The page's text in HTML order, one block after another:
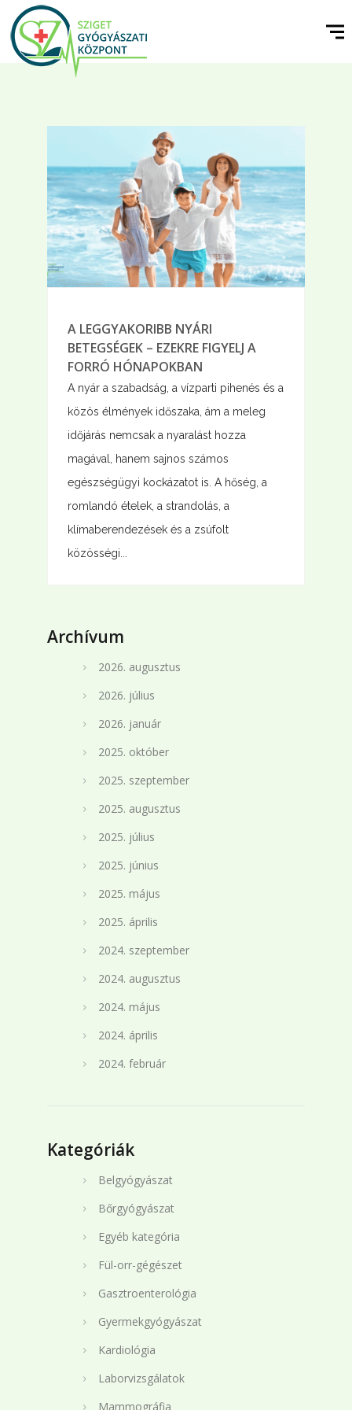
A LEGGYAKORIBB NYÁRI
BETEGSÉGEK – EZEKRE FIGYELJ A
FORRÓ HÓNAPOKBAN
A nyár a szabadság, a vízparti pihenés és a
közös élmények időszaka, ám a meleg
időjárás nemcsak a nyaralást hozza
magával, hanem sajnos számos
egészségügyi kockázatot is. A hőség, a
romlandó ételek, a strandolás, a
klímaberendezések és a zsúfolt
közösségi...
Archívum
2026. augusztus
2026. július
2026. január
2025. október
2025. szeptember
2025. augusztus
2025. július
2025. június
2025. május
2025. április
2024. szeptember
2024. augusztus
2024. május
2024. április
2024. február
Kategóriák
Belgyógyászat
Bőrgyógyászat
Egyéb kategória
Fül-orr-gégészet
Gasztroenterológia
Gyermekgyógyászat
Kardiológia
Laborvizsgálatok
Mammográfia